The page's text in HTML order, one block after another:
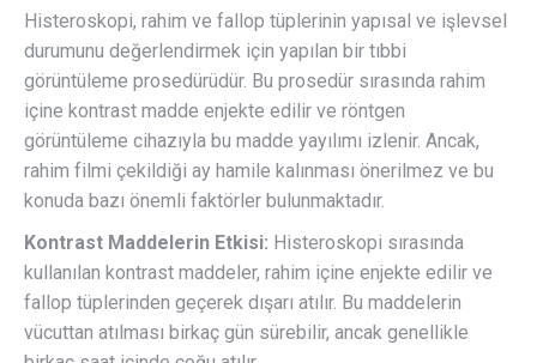
Histeroskopi, rahim ve fallop tüplerinin yapısal ve işlevsel
durumunu değerlendirmek için yapılan bir tıbbi
görüntüleme prosedürüdür. Bu prosedür sırasında rahim
içine kontrast madde enjekte edilir ve röntgen
görüntüleme cihazıyla bu madde yayılımı izlenir. Ancak,
rahim filmi çekildiği ay hamile kalınması önerilmez ve bu
konuda bazı önemli faktörler bulunmaktadır.
Kontrast Maddelerin Etkisi: Histeroskopi sırasında
kullanılan kontrast maddeler, rahim içine enjekte edilir ve
fallop tüplerinden geçerek dışarı atılır. Bu maddelerin
vücuttan atılması birkaç gün sürebilir, ancak genellikle